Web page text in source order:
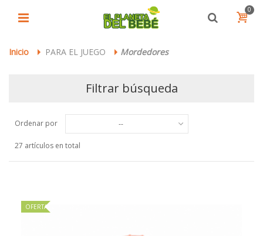
0
Inicio > PARA EL JUEGO > Mordedores
Filtrar búsqueda
Ordenar por --
27 artículos en total
OFERTA